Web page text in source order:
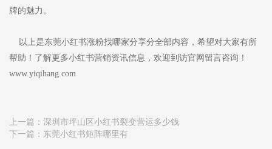
牌的魅力。
以上是东莞小红书涨粉找哪家分享分全部内容，希望对大家有所
帮助！了解更多小红书营销资讯信息，欢迎到访官网留言咨询！
www.yiqihang.com
上一篇： 深圳市坪山区小红书裂变营运多少钱
下一篇： 东莞小红书矩阵哪里有